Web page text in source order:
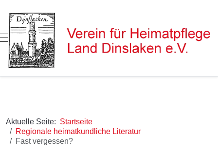
Mobile Menu Toggle
Aktuelle Seite: Startseite
Regionale heimatkundliche Literatur
Fast vergessen?